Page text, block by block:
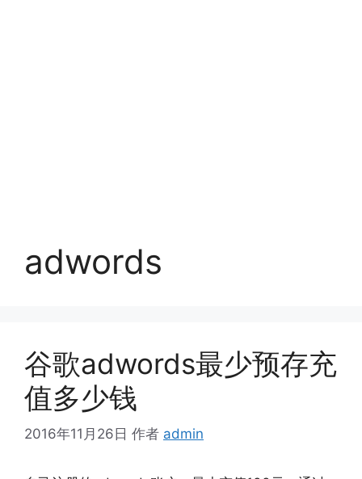
adwords
谷歌adwords最少预存充
值多少钱
2016年11月26日 作者 admin